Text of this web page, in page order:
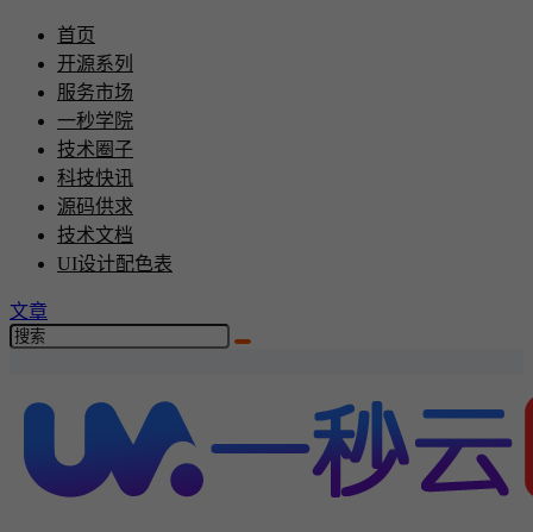
首页
开源系列
服务市场
一秒学院
技术圈子
科技快讯
源码供求
技术文档
UI设计配色表
文章